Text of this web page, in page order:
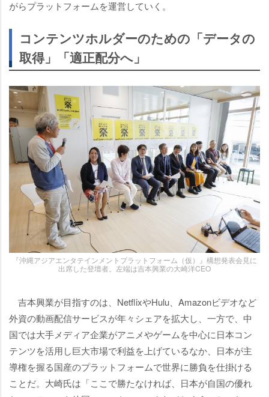
がらプラットフォームを運営していく。
コンテンツホルダーのための「データの
取得」「適正配分へ」
『沖縄アジアエンタテインメントプラットフォーム（仮）』構想発表会見に
出席した登壇者。左端は吉本興業の大崎洋CEO
吉本興業が目指すのは、NetflixやHulu、Amazonビデオなど
外資の動画配信サービスが年々シェアを拡大し、一方で、中
国では大手メディア企業がアニメやゲームを中心に日本コン
テンツを活用し巨大市場で利益を上げているなか、日本が主
導権を握る国産のプラットフォームで世界に勝負を仕掛ける
ことだ。大崎氏は「ここで勝たなければ、日本が自国の優れ